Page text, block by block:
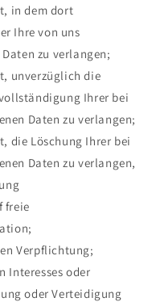
in dem dort
Ihre von uns
zu verlangen;
unverzüglich die
Ihrer bei
Daten zu verlangen;
die Löschung Ihrer bei
Daten zu verlangen,
freie
Verpflichtung;
Interesses oder
oder Verteidigung